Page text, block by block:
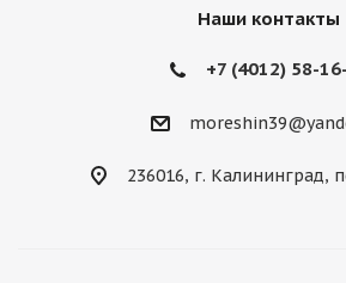
Наши контакты
+7 (4012) 58-
236016, г. Калининград,